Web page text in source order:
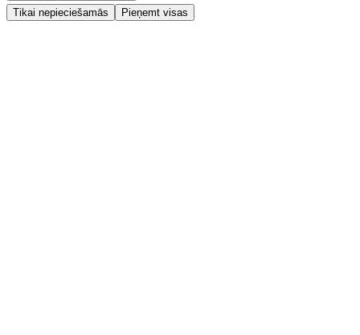
Tikai nepieciešamās
Pieņemt visas